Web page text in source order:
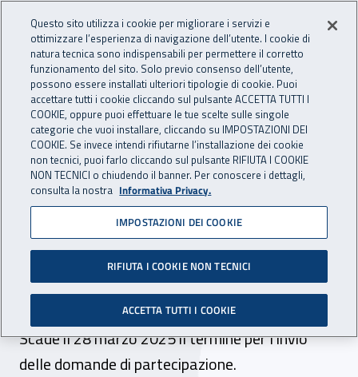
INAIL - Istituto Nazionale
Apri cerca
Navigazione principale
Navigazione - Ti trovi in:
Home Inail comunica Scadenze Scadenza
Sede regionale di Aosta:
selezione comparativa per
la costituzione di un elenco
di avvocati per incarichi di
sostituzione in udienza
Scade il 28 marzo 2025 il termine per l'invio
delle domande di partecipazione.
Questo sito utilizza i cookie per migliorare i servizi e
ottimizzare l’esperienza di navigazione dell’utente. I cookie di
natura tecnica sono indispensabili per permettere il corretto
funzionamento del sito. Solo previo consenso dell’utente,
possono essere installati ulteriori tipologie di cookie. Puoi
accettare tutti i cookie cliccando sul pulsante ACCETTA TUTTI I
COOKIE, oppure puoi effettuare le tue scelte sulle singole
categorie che vuoi installare, cliccando su IMPOSTAZIONI DEI
COOKIE. Se invece intendi rifiutarne l’installazione dei cookie
non tecnici, puoi farlo cliccando sul pulsante RIFIUTA I COOKIE
NON TECNICI o chiudendo il banner. Per conoscere i dettagli,
consulta la nostra Informativa Privacy.
IMPOSTAZIONI DEI COOKIE
RIFIUTA I COOKIE NON TECNICI
ACCETTA TUTTI I COOKIE